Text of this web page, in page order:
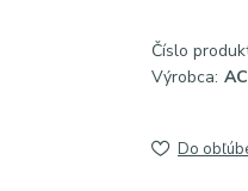
Číslo
Výrobca:
Do